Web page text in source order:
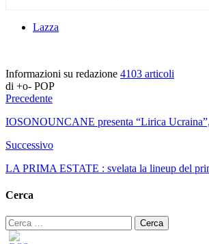
Lazza
Informazioni su redazione 4103 articoli
di +o- POP
Precedente
IOSONOUNCANE presenta “Lirica
Successivo
LA PRIMA ESTATE : svelata la lineup del
Cerca
Ricerca
per: